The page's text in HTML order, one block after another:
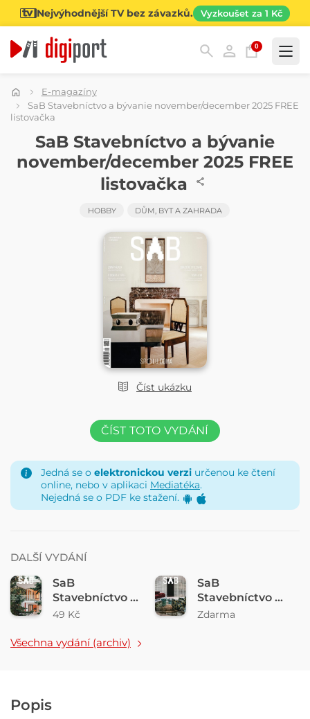
Nejvýhodnější TV bez závazků. Vyzkoušet za 1 Kč
0
Kategorie
E-magazíny
SaB Stavebníctvo a bývanie november/december 2025 FREE
listovačka
Číst ukázku
ČASOPISSaB Stavebníctvo a bývanie
november/december 2025 FREE
listovačka
HOBBY DŮM, BYT A ZAHRADA
ČÍST TOTO VYDÁNÍ
Jedná se o elektronickou verzi určenou ke čtení
online, nebo v aplikaci Mediatéka.
Nejedná se o PDF ke stažení.
DALŠÍ VYDÁNÍ
SaB
Stavebníctvo a
bývanie
49 Kč
SaB
Stavebníctvo a
bývanie
Zdarma
Všechna vydání (archiv)
Popis